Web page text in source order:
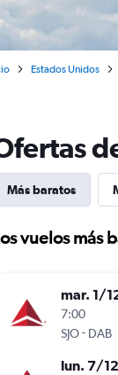
Estados Unidos
Más baratos
vuelos más
mar. 1/
7:00
SJO- DAB
lun. 7/12